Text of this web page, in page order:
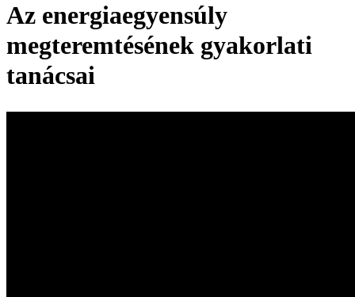
Az energiaegyensúly
megteremtésének gyakorlati
tanácsai